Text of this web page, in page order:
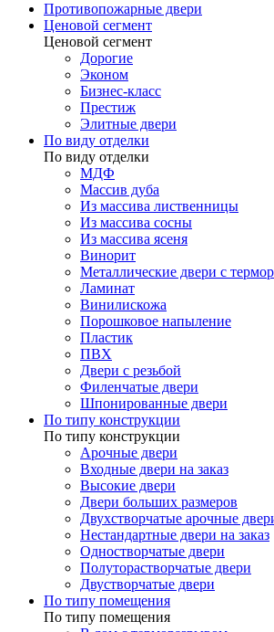
Противопожарные двери
Ценовой сегмент
Ценовой сегмент
Дорогие
Эконом
Бизнес-класс
Престиж
Элитные двери
По виду отделки
По виду отделки
МДФ
Массив дуба
Из массива лиственницы
Из массива сосны
Из массива ясеня
Винорит
Металлические двери с
Ламинат
Винилискожа
Порошковое напыление
Пластик
ПВХ
Двери с резьбой
Филенчатые двери
Шпонированные двери
По типу конструкции
По типу конструкции
Арочные двери
Входные двери на заказ
Высокие двери
Двери больших размеров
Двухстворчатые арочные
Нестандартные двери на заказ
Одностворчатые двери
Полуторастворчатые двери
Двустворчатые двери
По типу помещения
По типу помещения